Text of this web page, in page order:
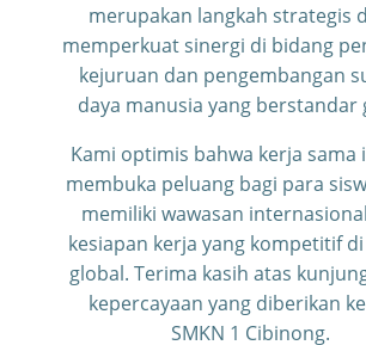
merupakan langkah strategis
memperkuat sinergi di bidang
kejuruan dan pengembangan
daya manusia yang berstandar
Kami optimis bahwa kerja sama
membuka peluang bagi para
memiliki wawasan
kesiapan kerja yang kompetitif
global. Terima kasih atas
kepercayaan yang diberikan
SMKN 1 Cibinong.